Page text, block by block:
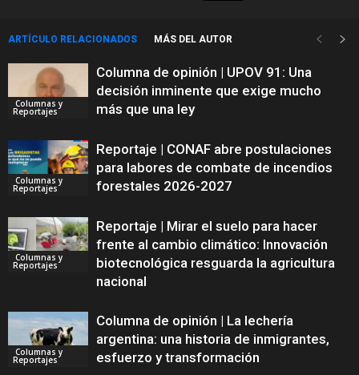
ARTÍCULO RELACIONADOS MÁS DEL AUTOR
Columnas y
Reportajes
Columna de opinión | UPOV 91: Una
decisión inminente que exige mucho
más que una ley
Columnas y
Reportajes
Reportaje | CONAF abre postulaciones
para labores de combate de incendios
forestales 2026-2027
Columnas y
Reportajes
Reportaje | Mirar el suelo para hacer
frente al cambio climático: Innovación
biotecnológica resguarda la agricultura
nacional
Columnas y
Reportajes
Columna de opinión | La lechería
argentina: una historia de inmigrantes,
esfuerzo y transformación